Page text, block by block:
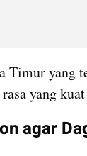
Timur yang
yang kuat
agar